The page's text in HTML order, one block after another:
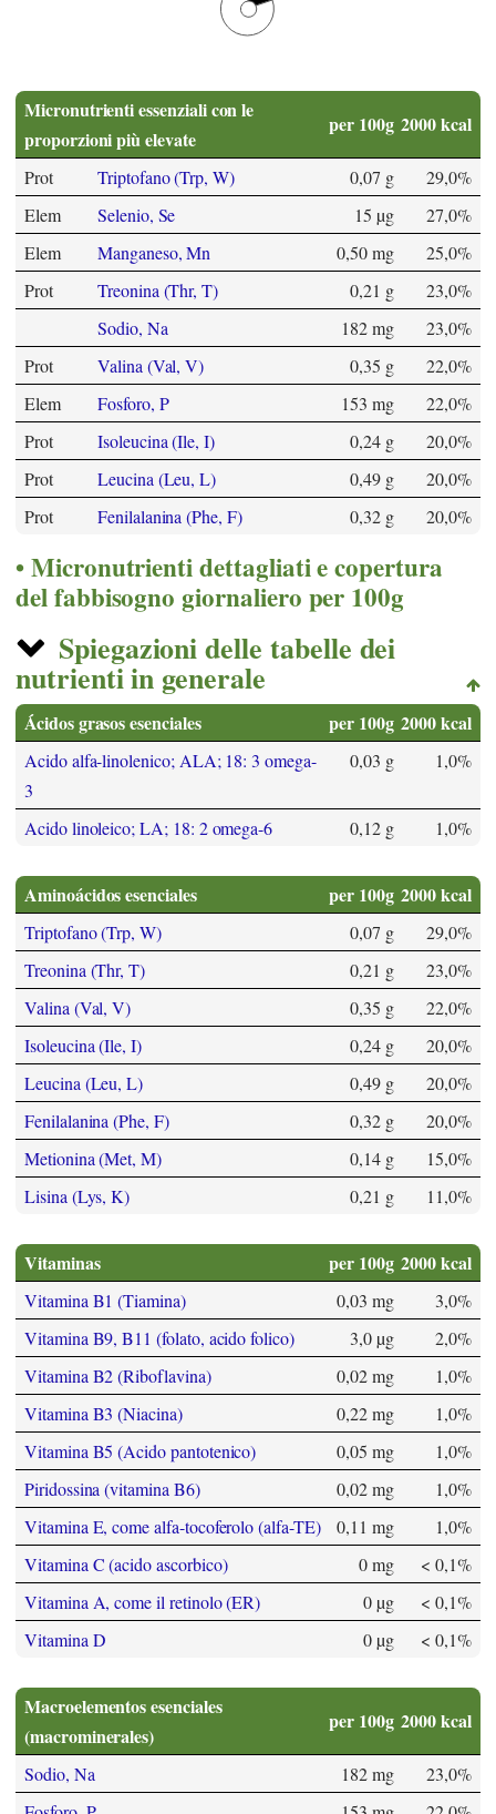
Micronutrienti essenziali con le
proporzioni più elevate
per 100g 2000 kcal
Prot Triptofano (Trp, W) 0,07 g
29,0%
Elem
Selenio, Se 15 µg
27,0%
Elem
Manganeso, Mn 0,50 mg
25,0%
Prot
Treonina (Thr, T) 0,21 g
23,0%
Sodio, Na
182 mg
23,0%
Prot
Valina (Val, V) 0,35 g
22,0%
Elem
Fosforo, P 153 mg
22,0%
Prot
Isoleucina (Ile, I) 0,24 g
20,0%
Prot
Leucina (Leu, L) 0,49 g
20,0%
Prot
Fenilalanina (Phe, F) 0,32 g 20,0%
Micronutrienti dettagliati e copertura
del fabbisogno giornaliero per 100g
Spiegazioni delle tabelle dei
nutrienti in generale
Ácidos grasos esenciales per 100g 2000 kcal
Acido alfa-linolenico; ALA; 18: 3 omega-
3
0,03 g 1,0%
Acido linoleico; LA; 18: 2 omega-6 0,12 g 1,0%
Aminoácidos esenciales per 100g 2000 kcal
Triptofano (Trp, W) 0,07 g
29,0%
Treonina (Thr, T)
0,21 g
23,0%
Valina (Val, V)
0,35 g
22,0%
Isoleucina (Ile, I)
0,24 g
20,0%
Leucina (Leu, L)
0,49 g
20,0%
Fenilalanina (Phe, F)
0,32 g
20,0%
Metionina (Met, M)
0,14 g
15,0%
Lisina (Lys, K)
0,21 g 11,0%
Vitaminas per 100g 2000 kcal
Vitamina B1 (Tiamina) 0,03 mg
3,0%
Vitamina B9, B11 (folato, acido folico)
3,0 µg
2,0%
Vitamina B2 (Riboflavina)
0,02 mg
1,0%
Vitamina B3 (Niacina)
0,22 mg
1,0%
Vitamina B5 (Acido pantotenico)
0,05 mg
1,0%
Piridossina (vitamina B6)
0,02 mg
1,0%
Vitamina E, come alfa-tocoferolo (alfa-TE)
0,11 mg
1,0%
Vitamina C (acido ascorbico)
0 mg
< 0,1%
Vitamina A, come il retinolo (ER)
0 µg
< 0,1%
Vitamina D
0 µg < 0,1%
Macroelementos esenciales
(macrominerales)
per 100g 2000 kcal
Sodio, Na 182 mg
23,0%